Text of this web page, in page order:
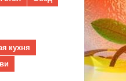
кухня